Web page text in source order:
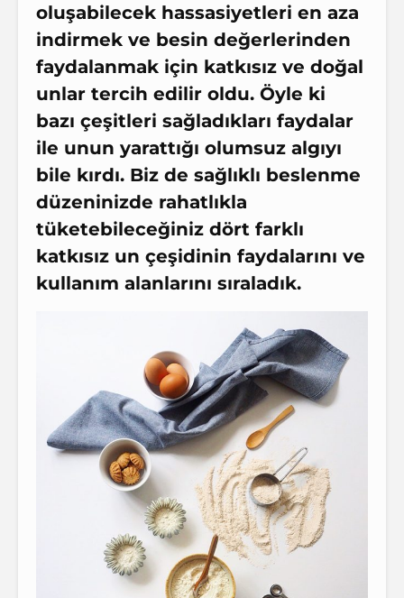
oluşabilecek hassasiyetleri en aza
indirmek ve besin değerlerinden
faydalanmak için katkısız ve doğal
unlar tercih edilir oldu. Öyle ki
bazı çeşitleri sağladıkları faydalar
ile unun yarattığı olumsuz algıyı
bile kırdı. Biz de sağlıklı beslenme
düzeninizde rahatlıkla
tüketebileceğiniz dört farklı
katkısız un çeşidinin faydalarını ve
kullanım alanlarını sıraladık.